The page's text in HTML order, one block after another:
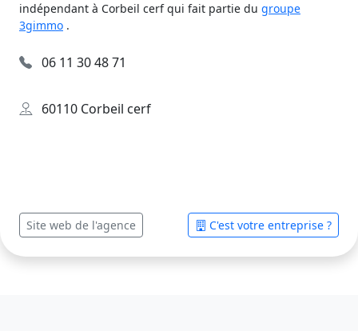
indépendant à Corbeil cerf qui fait partie du groupe
3gimmo .
06 11 30 48 71
60110 Corbeil cerf
Site web de l'agence C'est votre entreprise ?